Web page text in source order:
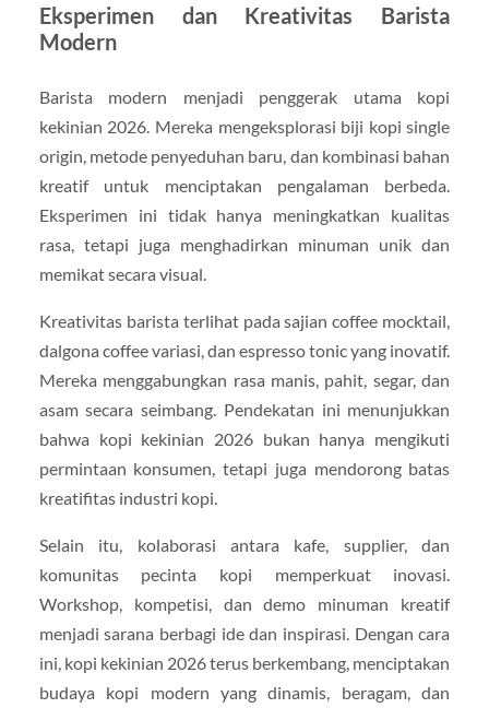
Eksperimen dan Kreativitas Barista
Modern
Barista modern menjadi penggerak utama kopi
kekinian 2026. Mereka mengeksplorasi biji kopi single
origin, metode penyeduhan baru, dan kombinasi bahan
kreatif untuk menciptakan pengalaman berbeda.
Eksperimen ini tidak hanya meningkatkan kualitas
rasa, tetapi juga menghadirkan minuman unik dan
memikat secara visual.
Kreativitas barista terlihat pada sajian coffee mocktail,
dalgona coffee variasi, dan espresso tonic yang inovatif.
Mereka menggabungkan rasa manis, pahit, segar, dan
asam secara seimbang. Pendekatan ini menunjukkan
bahwa kopi kekinian 2026 bukan hanya mengikuti
permintaan konsumen, tetapi juga mendorong batas
kreatifitas industri kopi.
Selain itu, kolaborasi antara kafe, supplier, dan
komunitas pecinta kopi memperkuat inovasi.
Workshop, kompetisi, dan demo minuman kreatif
menjadi sarana berbagi ide dan inspirasi. Dengan cara
ini, kopi kekinian 2026 terus berkembang, menciptakan
budaya kopi modern yang dinamis, beragam, dan